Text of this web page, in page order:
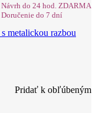
Návrh do 24 hod. ZDARMA
Doručenie do 7 dní
Pridať k obľúbeným